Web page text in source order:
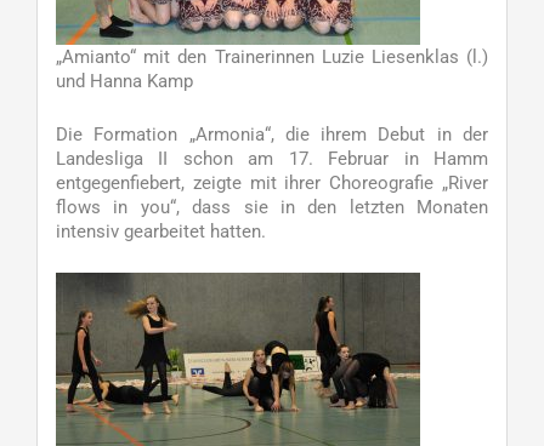
„Amianto“ mit den Trainerinnen Luzie Liesenklas (l.)
und Hanna Kamp
Die Formation „Armonia“, die ihrem Debut in der
Landesliga II schon am 17. Februar in Hamm
entgegenfiebert, zeigte mit ihrer Choreografie „River
flows in you“, dass sie in den letzten Monaten
intensiv gearbeitet hatten.